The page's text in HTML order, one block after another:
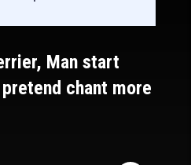
Man start
chant more